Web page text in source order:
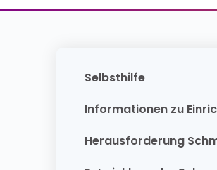
Selbsthilfe
Informationen zu
Herausforderung